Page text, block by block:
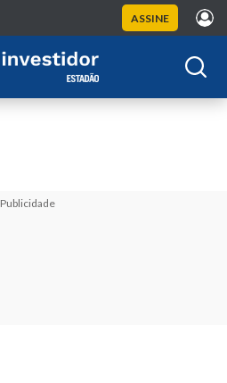
ASSINE
Publicidade